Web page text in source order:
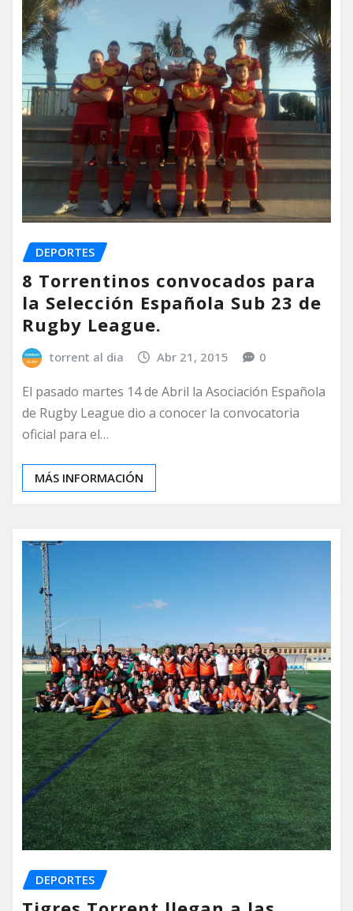
DEPORTES
8 Torrentinos convocados para
la Selección Española Sub 23 de
Rugby League.
torrent al dia Abr 21, 2015 0
El pasado martes 14 de Abril la Asociación Española
de Rugby League dio a conocer la convocatoria
oficial para el…
MÁS INFORMACIÓN
DEPORTES